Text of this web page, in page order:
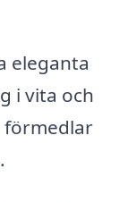
eleganta
i vita och
förmedlar